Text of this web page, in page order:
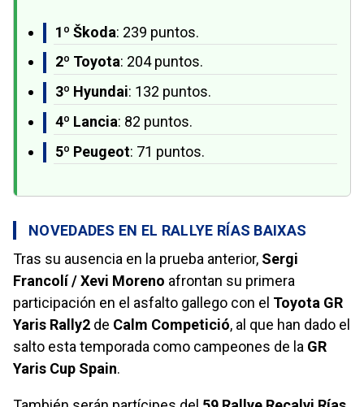
1º Škoda: 239 puntos.
2º Toyota: 204 puntos.
3º Hyundai: 132 puntos.
4º Lancia: 82 puntos.
5º Peugeot: 71 puntos.
NOVEDADES EN EL RALLYE RÍAS BAIXAS
Tras su ausencia en la prueba anterior, Sergi
Francolí / Xevi Moreno afrontan su primera
participación en el asfalto gallego con el Toyota GR
Yaris Rally2 de Calm Competició, al que han dado el
salto esta temporada como campeones de la GR
Yaris Cup Spain.